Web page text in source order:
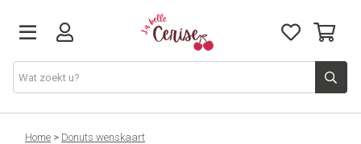
Just arrived
Home > Donuts wenskaart